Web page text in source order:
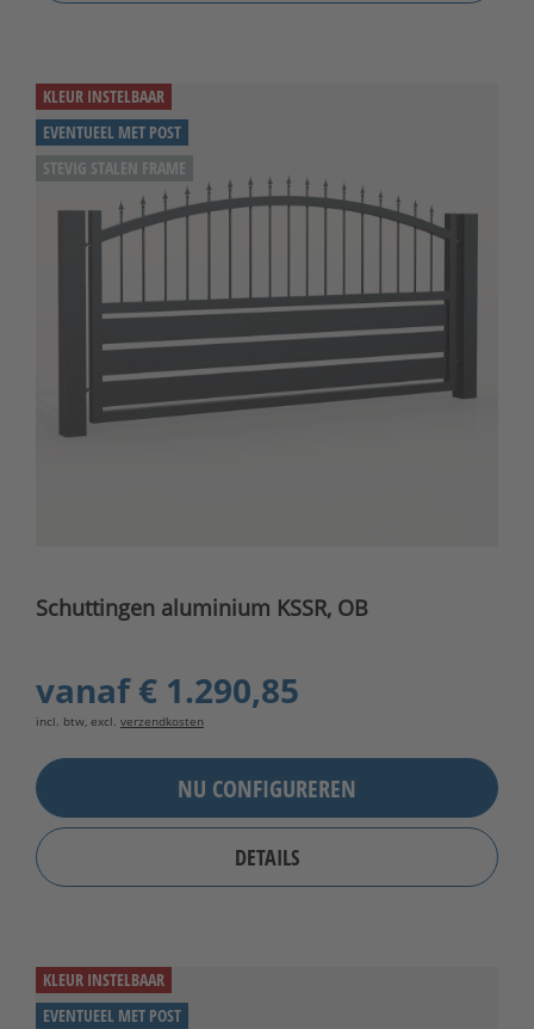
KLEUR INSTELBAAR
EVENTUEEL MET POST
STEVIG STALEN FRAME
Schuttingen aluminium KSSR, OB
vanaf€ 1.290,85
incl. btw, excl. verzendkosten
NU CONFIGUREREN
DETAILS
KLEUR INSTELBAAR
EVENTUEEL MET POST